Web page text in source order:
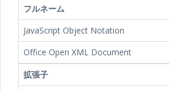
フルネーム
JavaScript Object Notation
Office Open XML Document
拡張子